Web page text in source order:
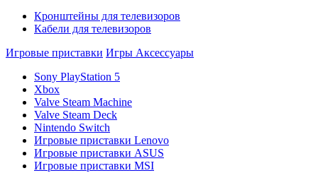
Кронштейны для телевизоров
Кабели для телевизоров
Игровые приставки Игры Аксессуары
Sony PlayStation 5
Xbox
Valve Steam Machine
Valve Steam Deck
Nintendo Switch
Игровые приставки Lenovo
Игровые приставки ASUS
Игровые приставки MSI